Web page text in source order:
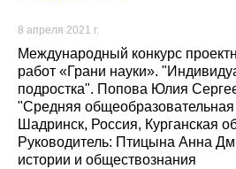
8 апреля 2021 г.
Международный конкурс
работ «Грани науки».
подростка". Попова Юлия
"Средняя
Шадринск, Россия, Курганская
Руководитель: Птицына Анна
истории и обществознания